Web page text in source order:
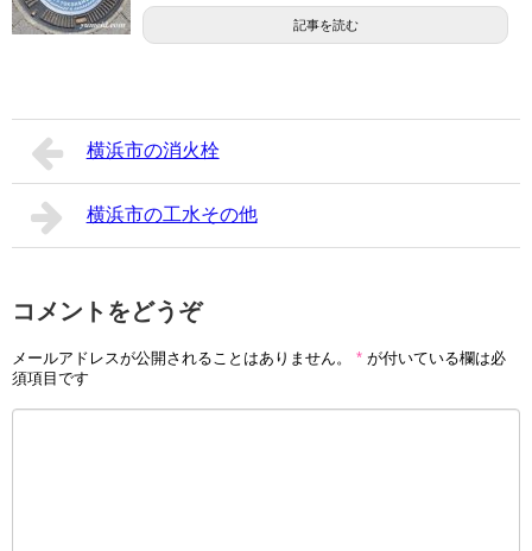
記事を読む
横浜市の消火栓
横浜市の工水その他
コメントをどうぞ
メールアドレスが公開されることはありません。 * が付いている欄は必
須項目です